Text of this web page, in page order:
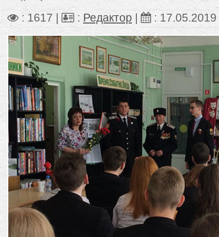
: 1617 | : Редактор | : 17.05.2019